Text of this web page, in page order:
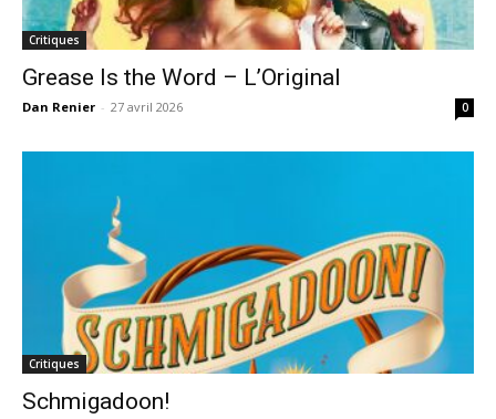
Critiques
Grease Is the Word – L’Original
Dan Renier - 27 avril 2026 0
Critiques
Schmigadoon!